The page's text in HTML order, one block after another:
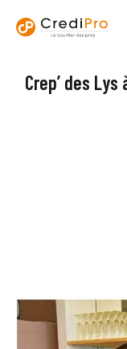
Crep’ des